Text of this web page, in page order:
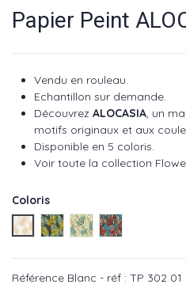
Papier Peint
Vendu en rouleau.
Echantillon sur demande.
Découvrez ALOCASIA, un
motifs originaux et aux
Disponible en 5 coloris.
Voir toute la collection
Coloris
Blanc - réf : TP 302 01
Brun - réf : TP 302 03
Naturel - réf : TP 302
Bleu - réf : TP
Référence Blanc - réf : TP 302 01